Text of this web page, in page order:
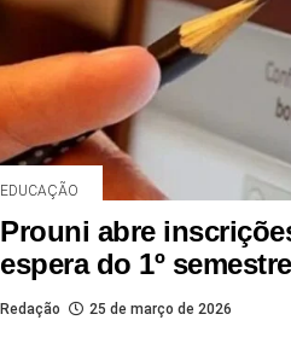
EDUCAÇÃO
Prouni abre
espera do 1º semestre
Redação 25 de março de 2026